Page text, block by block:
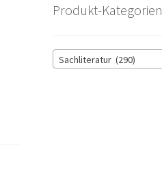
Produkt-Kategorien
Sachliteratur (290)